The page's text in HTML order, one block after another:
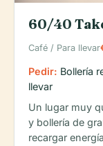
60/40
Café / Para llevar
Pedir: Bollería
llevar
Un lugar muy
y bollería de
recargar